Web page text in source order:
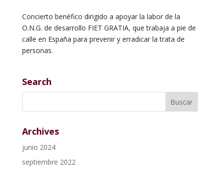
Concierto benéfico dirigido a apoyar la labor de la
O.N.G. de desarrollo FIET GRATIA, que trabaja a pie de
calle en España para prevenir y erradicar la trata de
personas.
Search
Archives
junio 2024
septiembre 2022